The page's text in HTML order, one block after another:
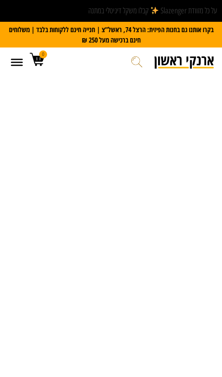
על כל מזוודת Slazenger
קבלו משקל דיגיטלי במתנה
בקרו אותנו גם בחנות הפיזית: הרצל 74, ראשל”צ | חנייה חינם ללקוחות בלבד | משלוחים
חינם ברכישה מעל 250 ₪
0